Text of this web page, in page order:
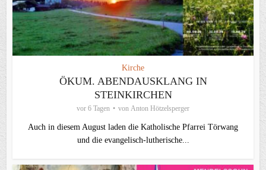
Kirche
ÖKUM. ABENDAUSKLANG IN
STEINKIRCHEN
vor 6 Tagen von Anton Hötzelsperger
Auch in diesem August laden die Katholische Pfarrei Törwang
und die evangelisch‑lutherische...